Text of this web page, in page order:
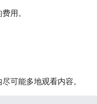
用。
可能多地观看内容。